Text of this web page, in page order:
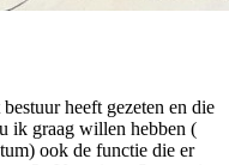
heeft gezeten en die
ik graag willen hebben (
ook de functie die er